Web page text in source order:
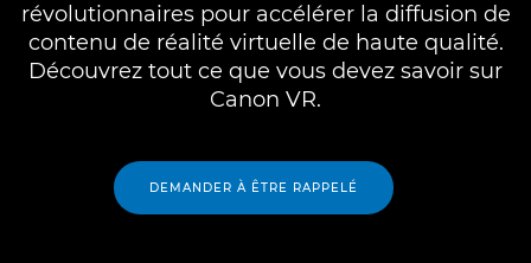
révolutionnaires pour accélérer la diffusion de
contenu de réalité virtuelle de haute qualité.
Découvrez tout ce que vous devez savoir sur
Canon VR.
DEMANDER À ÊTRE RAPPELÉ